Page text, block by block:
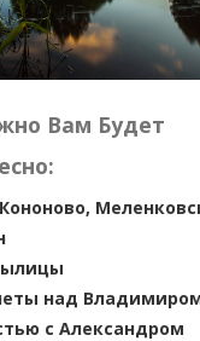
Вам Будет
над
с Александром